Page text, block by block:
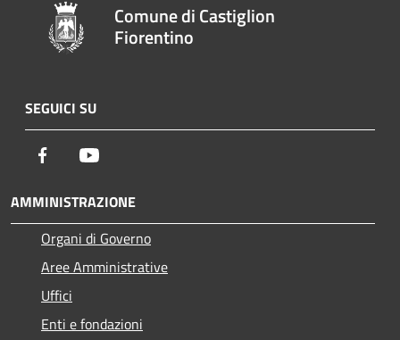
Comune di Castiglion
Fiorentino
SEGUICI SU
Facebook
AMMINISTRAZIONE
Organi di Governo
Aree Amministrative
Uffici
Enti e fondazioni